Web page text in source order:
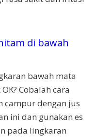
di bawah
bawah mata
Cobalah cara
campur dengan jus
ini dan gunakan es
pada lingkaran